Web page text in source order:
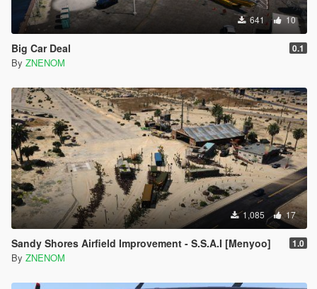
641 10
Big Car Deal 0.1
By ZNENOM
1,085 17
Sandy Shores Airfield Improvement - S.S.A.I [Menyoo] 1.0
By ZNENOM